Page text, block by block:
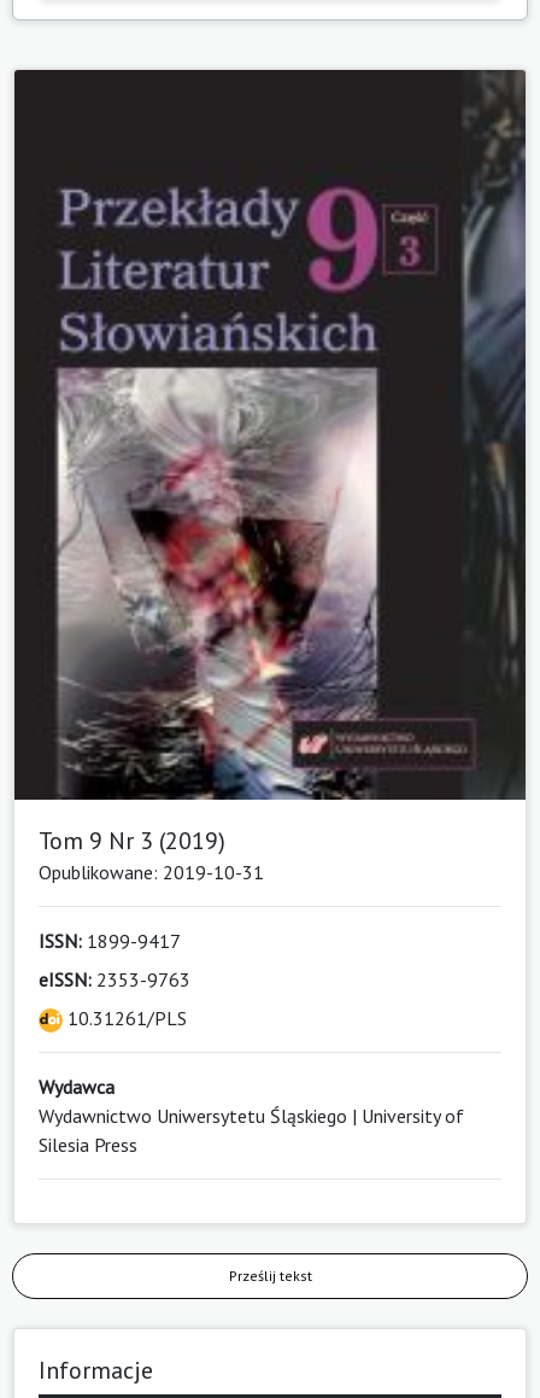
Tom 9 Nr 3 (2019)
Opublikowane: 2019-10-31
ISSN: 1899-9417
eISSN: 2353-9763
10.31261/PLS
Wydawca
Wydawnictwo Uniwersytetu Śląskiego | University of
Silesia Press
Prześlij tekst
Informacje